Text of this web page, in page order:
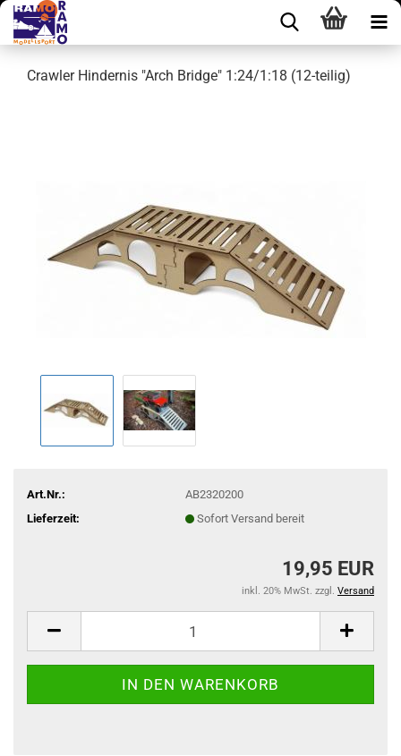
Crawler Hindernis "Arch Bridge" 1:24/1:18 (12-teilig)
Art.Nr.:
AB2320200
Lieferzeit:
Sofort Versand bereit
19,95 EUR
inkl. 20% MwSt. zzgl. Versand